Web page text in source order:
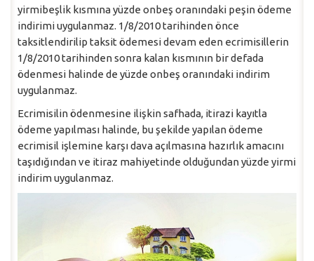
yirmibeşlik kısmına yüzde onbeş oranındaki peşin ödeme
indirimi uygulanmaz. 1/8/2010 tarihinden önce
taksitlendirilip taksit ödemesi devam eden ecrimisillerin
1/8/2010 tarihinden sonra kalan kısmının bir defada
ödenmesi halinde de yüzde onbeş oranındaki indirim
uygulanmaz.
Ecrimisilin ödenmesine ilişkin safhada, itirazi kayıtla
ödeme yapılması halinde, bu şekilde yapılan ödeme
ecrimisil işlemine karşı dava açılmasına hazırlık amacını
taşıdığından ve itiraz mahiyetinde olduğundan yüzde yirmi
indirim uygulanmaz.